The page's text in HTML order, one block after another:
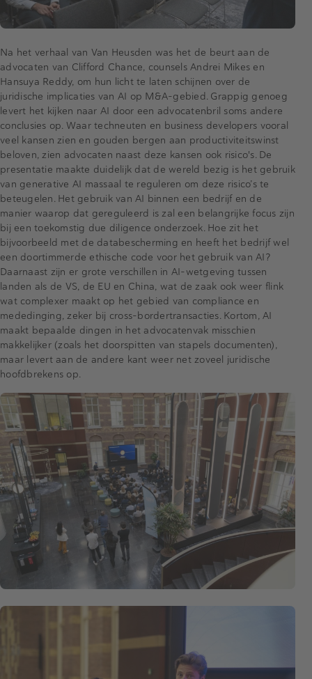
Na het verhaal van Van Heusden was het de beurt aan de
advocaten van Clifford Chance, counsels Andrei Mikes en
Hansuya Reddy, om hun licht te laten schijnen over de
juridische implicaties van AI op M&A-gebied. Grappig genoeg
levert het kijken naar AI door een advocatenbril soms andere
conclusies op. Waar techneuten en business developers vooral
veel kansen zien en gouden bergen aan productiviteitswinst
beloven, zien advocaten naast deze kansen ook risico's. De
presentatie maakte duidelijk dat de wereld bezig is het gebruik
van generative AI massaal te reguleren om deze risico’s te
beteugelen. Het gebruik van AI binnen een bedrijf en de
manier waarop dat gereguleerd is zal een belangrijke focus zijn
bij een toekomstig due diligence onderzoek. Hoe zit het
bijvoorbeeld met de databescherming en heeft het bedrijf wel
een doortimmerde ethische code voor het gebruik van AI?
Daarnaast zijn er grote verschillen in AI-wetgeving tussen
landen als de VS, de EU en China, wat de zaak ook weer flink
wat complexer maakt op het gebied van compliance en
mededinging, zeker bij cross-bordertransacties. Kortom, AI
maakt bepaalde dingen in het advocatenvak misschien
makkelijker (zoals het doorspitten van stapels documenten),
maar levert aan de andere kant weer net zoveel juridische
hoofdbrekens op.